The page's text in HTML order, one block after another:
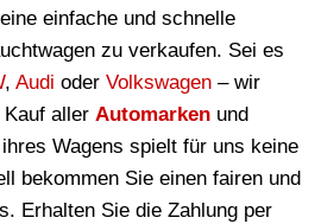
einfache und schnelle
zu verkaufen. Sei es
, Audi oder Volkswagen – wir
Kauf aller Automarken und
Wagens spielt für uns keine
bekommen Sie einen fairen und
Erhalten Sie die Zahlung per